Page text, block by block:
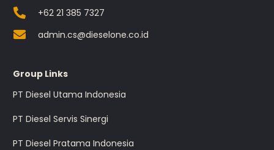
+62 21 385 7327
admin.cs@dieselone.co.id
Group Links
PT Diesel Utama Indonesia
PT Diesel Servis Sinergi
PT Diesel Pratama Indonesia